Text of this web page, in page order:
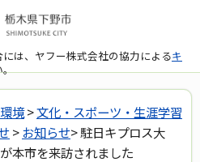
は、ヤフー株式会社の協力によるキ
。
境>文化・スポーツ・生涯学習
>お知らせ> 駐日キプロス大
本市を来訪されました